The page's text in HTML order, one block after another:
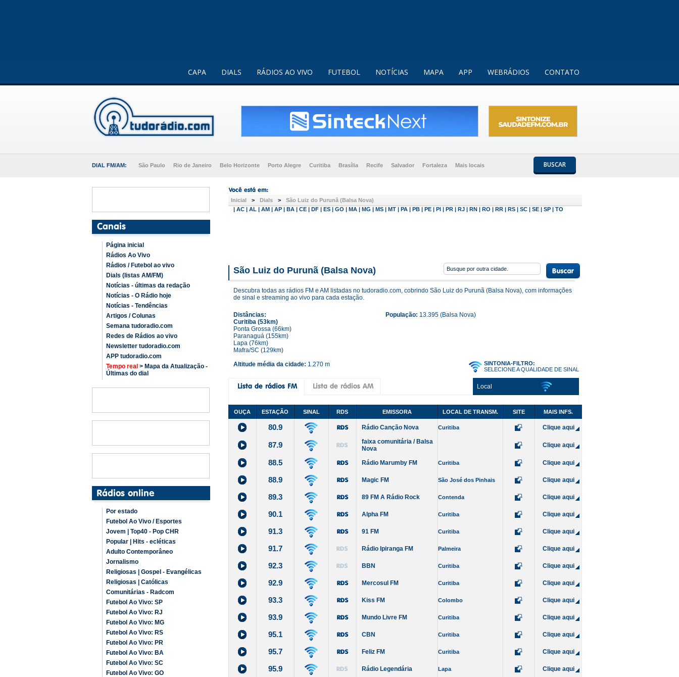
CAPA DIALS RÁDIOS AO VIVO FUTEBOL NOTÍCIAS MAPA APP WEBRÁDIOS CONTATO
DIAL FM/AM: São Paulo Rio de Janeiro Belo Horizonte Porto Alegre Curitiba Brasília Recife Salvador Fortaleza Mais locais BUSCAR
Página inicial
Rádios Ao Vivo
Rádios / Futebol ao vivo
Dials (listas AM/FM)
Notícias - últimas da redação
Notícias - O Rádio hoje
Notícias - Tendências
Artigos / Colunas
Semana tudoradio.com
Redes de Rádios ao vivo
Newsletter tudoradio.com
APP tudoradio.com
Tempo real > Mapa da Atualização -
Últimas do dial
Por estado
Futebol Ao Vivo / Esportes
Jovem | Top40 - Pop CHR
Popular | Hits - ecléticas
Adulto Contemporâneo
Jornalismo
Religiosas | Gospel - Evangélicas
Religiosas | Católicas
Comunitárias - Radcom
Futebol Ao Vivo: SP
Futebol Ao Vivo: RJ
Futebol Ao Vivo: MG
Futebol Ao Vivo: RS
Futebol Ao Vivo: PR
Futebol Ao Vivo: BA
Futebol Ao Vivo: SC
Futebol Ao Vivo: GO
Inicial > Dials >
São Luiz do Purunã (Balsa Nova)
| AC | AL | AM | AP | BA | CE | DF | ES | GO | MA | MG | MS | MT | PA | PB | PE | PI | PR | RJ | RN | RO | RR | RS | SC | SE | SP | TO
São Luiz do Purunã (Balsa Nova)
Descubra todas as rádios FM e AM listadas no tudoradio.com, cobrindo São Luiz do Purunã (Balsa Nova), com informações
de sinal e streaming ao vivo para cada estação.
Distâncias:
Curitiba (53km)
Ponta Grossa (66km)
Paranaguá (155km)
Lapa (76km)
Mafra/SC (129km)
Altitude média da cidade: 1.270 m
População: 13.395 (Balsa Nova)
SINTONIA-FILTRO:
SELECIONE A QUALIDADE DE SINAL
Local
OUÇA ESTAÇÃO SINAL RDS EMISSORA LOCAL DE TRANSM. SITE MAIS INFS.
80.9 Rádio Canção Nova Curitiba Clique aqui
87.9
faixa comunitária / Balsa
Nova
Clique aqui
88.5 Rádio Marumby FM Curitiba Clique aqui
88.9 Magic FM São José dos Pinhais Clique aqui
89.3 89 FM A Rádio Rock Contenda Clique aqui
90.1 Alpha FM Curitiba Clique aqui
91.3 91 FM Curitiba Clique aqui
91.7 Rádio Ipiranga FM Palmeira Clique aqui
92.3 BBN Curitiba Clique aqui
92.9 Mercosul FM Curitiba Clique aqui
93.3 Kiss FM Colombo Clique aqui
93.9 Mundo Livre FM Curitiba Clique aqui
95.1 CBN Curitiba Clique aqui
95.7 Feliz FM Curitiba Clique aqui
95.9 Rádio Legendária Lapa Clique aqui